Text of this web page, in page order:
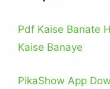
Pdf Kaise Banate
Kaise Banaye
PikaShow App